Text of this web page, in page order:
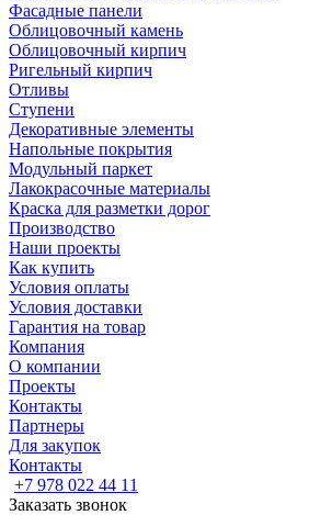
Фасадные панели
Облицовочный камень
Облицовочный кирпич
Ригельный кирпич
Отливы
Ступени
Декоративные элементы
Напольные покрытия
Модульный паркет
Лакокрасочные материалы
Краска для разметки дорог
Производство
Наши проекты
Как купить
Условия оплаты
Условия доставки
Гарантия на товар
Компания
О компании
Проекты
Контакты
Партнеры
Для закупок
Контакты
+7 978 022 44 11
Заказать звонок